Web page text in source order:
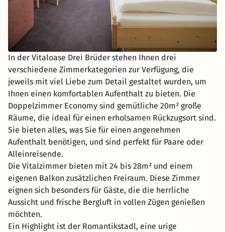
In der Vitaloase Drei Brüder stehen Ihnen drei
verschiedene Zimmerkategorien zur Verfügung, die
jeweils mit viel Liebe zum Detail gestaltet wurden, um
Ihnen einen komfortablen Aufenthalt zu bieten. Die
Doppelzimmer Economy sind gemütliche 20m² große
Räume, die ideal für einen erholsamen Rückzugsort sind.
Sie bieten alles, was Sie für einen angenehmen
Aufenthalt benötigen, und sind perfekt für Paare oder
Alleinreisende.
Die Vitalzimmer bieten mit 24 bis 28m² und einem
eigenen Balkon zusätzlichen Freiraum. Diese Zimmer
eignen sich besonders für Gäste, die die herrliche
Aussicht und frische Bergluft in vollen Zügen genießen
möchten.
Ein Highlight ist der Romantikstadl, eine urige